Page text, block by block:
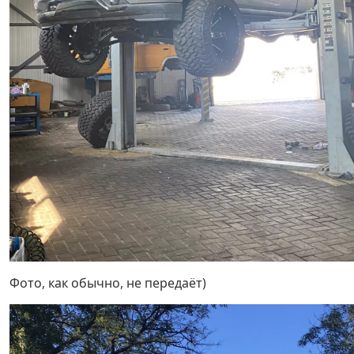
Фото, как обычно, не передаёт)